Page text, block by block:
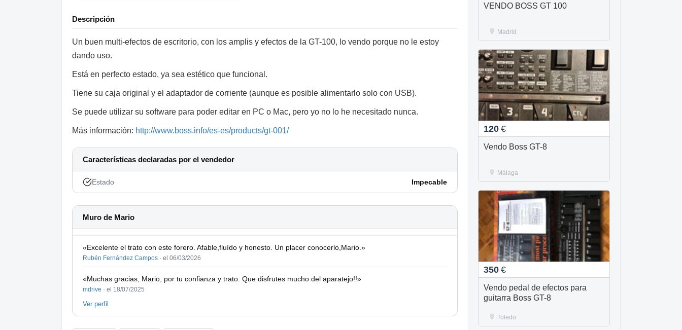
Descripción
Un buen multi-efectos de escritorio, con los amplis y efectos de la GT-100, lo vendo porque no le estoy
dando uso.
Está en perfecto estado, ya sea estético que funcional.
Tiene su caja original y el adaptador de corriente (aunque es posible alimentarlo solo con USB).
Se puede utilizar su software para poder editar en PC o Mac, pero yo no lo he necesitado nunca.
Más información: http://www.boss.info/es-es/products/gt-001/
Características declaradas por el vendedor
Estado Impecable
Muro de Mario
«Excelente el trato con este forero. Afable,fluído y honesto. Un placer conocerlo,Mario.»
Rubén Fernández Campos · el 06/03/2026
«Muchas gracias, Mario, por tu confianza y trato. Que disfrutes mucho del aparatejo!!»
mdrive · el 18/07/2025
Ver perfil
VENDO BOSS GT 100
Madrid
120 €
Vendo Boss GT-8
Málaga
350 €
Vendo pedal de efectos para
guitarra Boss GT-8
Toledo